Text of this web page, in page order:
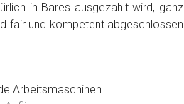
in Bares ausgezahlt wird, ganz
fair und kompetent abgeschlossen
Arbeitsmaschinen